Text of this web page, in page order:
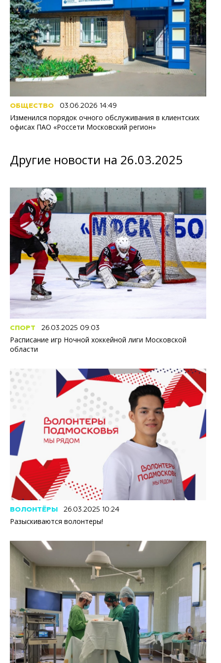
ОБЩЕСТВО 03.06.2026 14:49
Изменился порядок очного обслуживания в клиентских
офисах ПАО «Россети Московский регион»
Другие новости на 26.03.2025
СПОРТ 26.03.2025 09:03
Расписание игр Ночной хоккейной лиги Московской
области
ВОЛОНТЁРЫ 26.03.2025 10:24
Разыскиваются волонтеры!